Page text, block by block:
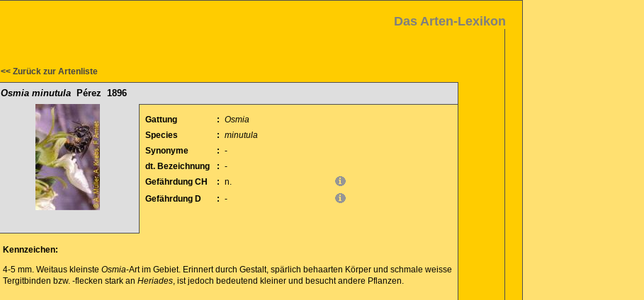
Das Arten-Lexikon
<< Zurück zur Artenliste
Osmia minutulaPérez 1896
Gattung : Osmia
Species
: minutula
Synonyme
: -
dt. Bezeichnung
: -
Gefährdung CH
: n.
Gefährdung D
: -
Kennzeichen:
4-5 mm. Weitaus kleinste Osmia-Art im Gebiet. Erinnert durch Gestalt, spärlich behaarten Körper und schmale weisse
Tergitbinden bzw. -flecken stark an Heriades, ist jedoch bedeutend kleiner und besucht andere Pflanzen.